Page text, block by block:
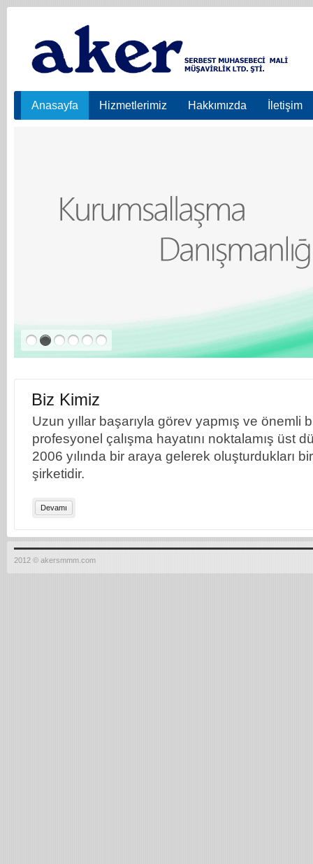
Anasayfa Hizmetlerimiz Hakkımızda İletişim
Biz Kimiz
Uzun yıllar başarıyla görev yapmış ve önemli
profesyonel çalışma hayatını noktalamış üst
2006 yılında bir araya gelerek oluşturdukları
şirketidir.
Devamı
2012 © akersmmm.com